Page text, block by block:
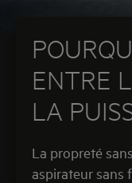
ENTRE
LA
La propreté
aspirateur sans